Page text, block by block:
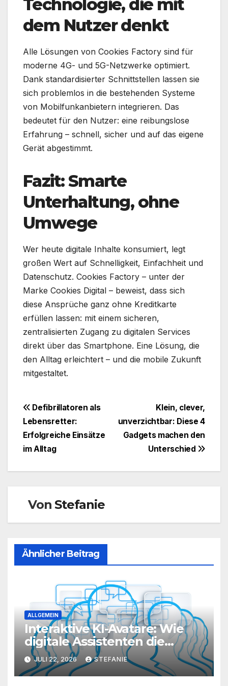
Technologie, die mit
dem Nutzer denkt
Alle Lösungen von Cookies Factory sind für
moderne 4G- und 5G-Netzwerke optimiert.
Dank standardisierter Schnittstellen lassen sie
sich problemlos in die bestehenden Systeme
von Mobilfunkanbietern integrieren. Das
bedeutet für den Nutzer: eine reibungslose
Erfahrung – schnell, sicher und auf das eigene
Gerät abgestimmt.
Fazit: Smarte
Unterhaltung, ohne
Umwege
Wer heute digitale Inhalte konsumiert, legt
großen Wert auf Schnelligkeit, Einfachheit und
Datenschutz. Cookies Factory – unter der
Marke Cookies Digital – beweist, dass sich
diese Ansprüche ganz ohne Kreditkarte
erfüllen lassen: mit einem sicheren,
zentralisierten Zugang zu digitalen Services
direkt über das Smartphone. Eine Lösung, die
den Alltag erleichtert – und die mobile Zukunft
mitgestaltet.
BeitragsnavigationKlein, clever,
unverzichtbar: Diese 4
Gadgets machen den
Unterschied
Defibrillatoren als
Lebensretter:
Erfolgreiche Einsätze
im Alltag
Von Stefanie
Ähnlicher Beitrag
ALLGEMEIN
Interaktive KI-Avatare: Wie
digitale Assistenten die
Kundenkommunikation auf
ein neues Level heben
JULI 22, 2026 STEFANIE